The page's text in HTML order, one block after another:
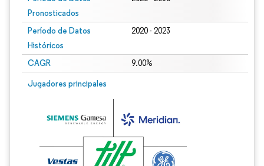
Pronosticados
Período de Datos
Históricos
2020 - 2023
CAGR 9.00%
Jugadores principales